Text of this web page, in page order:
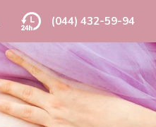
(044) 432-59-94